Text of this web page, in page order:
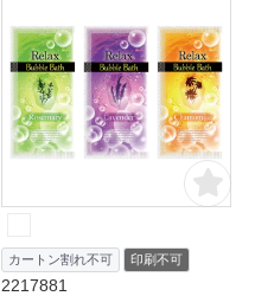
カートン割れ不可 印刷不可
2217881